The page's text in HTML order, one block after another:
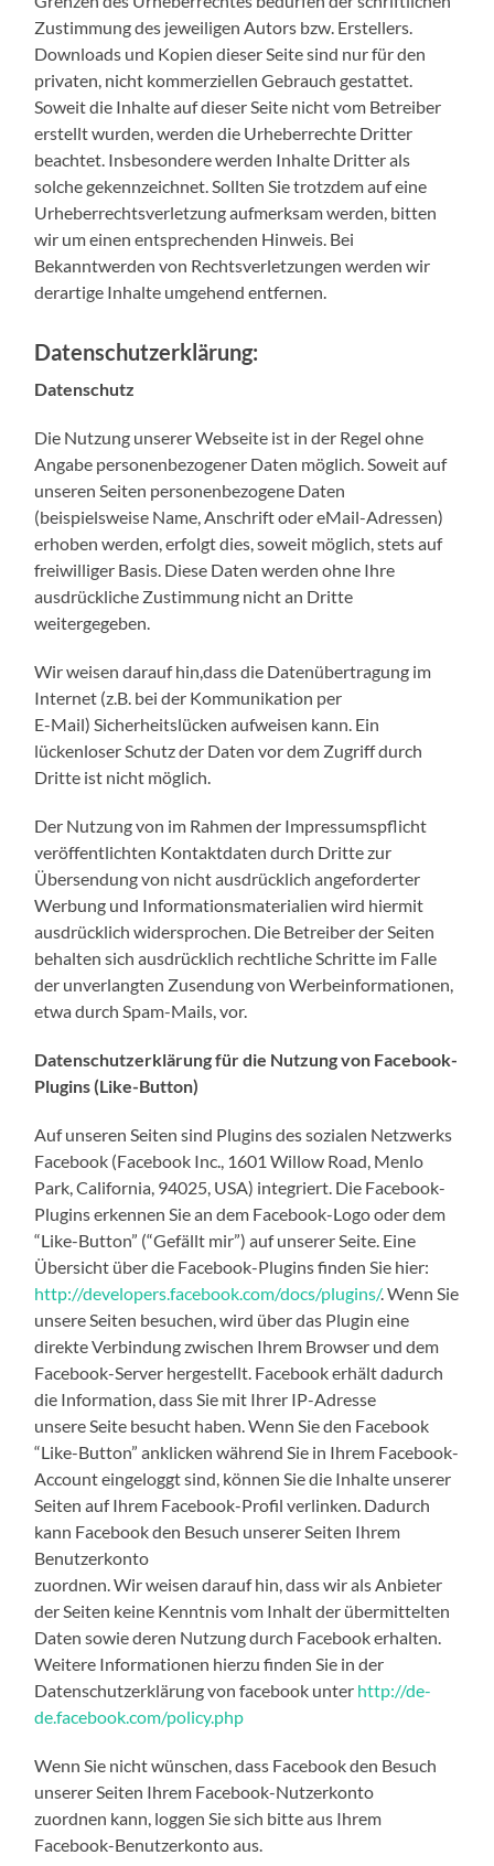
Zustimmung des jeweiligen Autors bzw. Erstellers.
Downloads und Kopien dieser Seite sind nur für den
privaten, nicht kommerziellen Gebrauch gestattet.
Soweit die Inhalte auf dieser Seite nicht vom Betreiber
erstellt wurden, werden die Urheberrechte Dritter
beachtet. Insbesondere werden Inhalte Dritter als
solche gekennzeichnet. Sollten Sie trotzdem auf eine
Urheberrechtsverletzung aufmerksam werden, bitten
wir um einen entsprechenden Hinweis. Bei
Bekanntwerden von Rechtsverletzungen werden wir
derartige Inhalte umgehend entfernen.
Datenschutzerklärung:
Datenschutz
Die Nutzung unserer Webseite ist in der Regel ohne
Angabe personenbezogener Daten möglich. Soweit auf
unseren Seiten personenbezogene Daten
(beispielsweise Name, Anschrift oder eMail-Adressen)
erhoben werden, erfolgt dies, soweit möglich, stets auf
freiwilliger Basis. Diese Daten werden ohne Ihre
ausdrückliche Zustimmung nicht an Dritte
weitergegeben.
Wir weisen darauf hin,dass die Datenübertragung im
Internet (z.B. bei der Kommunikation per
E-Mail) Sicherheitslücken aufweisen kann. Ein
lückenloser Schutz der Daten vor dem Zugriff durch
Dritte ist nicht möglich.
Der Nutzung von im Rahmen der Impressumspflicht
veröffentlichten Kontaktdaten durch Dritte zur
Übersendung von nicht ausdrücklich angeforderter
Werbung und Informationsmaterialien wird hiermit
ausdrücklich widersprochen. Die Betreiber der Seiten
behalten sich ausdrücklich rechtliche Schritte im Falle
der unverlangten Zusendung von Werbeinformationen,
etwa durch Spam-Mails, vor.
Datenschutzerklärung für die Nutzung von Facebook-
Plugins (Like-Button)
Auf unseren Seiten sind Plugins des sozialen Netzwerks
Facebook (Facebook Inc., 1601 Willow Road, Menlo
Park, California, 94025, USA) integriert. Die Facebook-
Plugins erkennen Sie an dem Facebook-Logo oder dem
“Like-Button” (“Gefällt mir”) auf unserer Seite. Eine
Übersicht über die Facebook-Plugins finden Sie hier:
http://developers.facebook.com/docs/plugins/. Wenn Sie
unsere Seiten besuchen, wird über das Plugin eine
direkte Verbindung zwischen Ihrem Browser und dem
Facebook-Server hergestellt. Facebook erhält dadurch
die Information, dass Sie mit Ihrer IP-Adresse
unsere Seite besucht haben. Wenn Sie den Facebook
“Like-Button” anklicken während Sie in Ihrem Facebook-
Account eingeloggt sind, können Sie die Inhalte unserer
Seiten auf Ihrem Facebook-Profil verlinken. Dadurch
kann Facebook den Besuch unserer Seiten Ihrem
Benutzerkonto
zuordnen. Wir weisen darauf hin, dass wir als Anbieter
der Seiten keine Kenntnis vom Inhalt der übermittelten
Daten sowie deren Nutzung durch Facebook erhalten.
Weitere Informationen hierzu finden Sie in der
Datenschutzerklärung von facebook unter http://de-
de.facebook.com/policy.php
Wenn Sie nicht wünschen, dass Facebook den Besuch
unserer Seiten Ihrem Facebook-Nutzerkonto
zuordnen kann, loggen Sie sich bitte aus Ihrem
Facebook-Benutzerkonto aus.